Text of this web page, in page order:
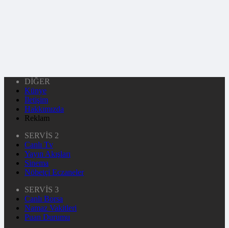
DİĞER
Künye
İletişim
Hakkımızda
Reklam
SERVİS 2
Canlı Tv
Yayın Akışları
Sinema
Nöbetçi Eczaneler
SERVİS 3
Canlı Borsa
Namaz Vakitleri
Puan Durumu